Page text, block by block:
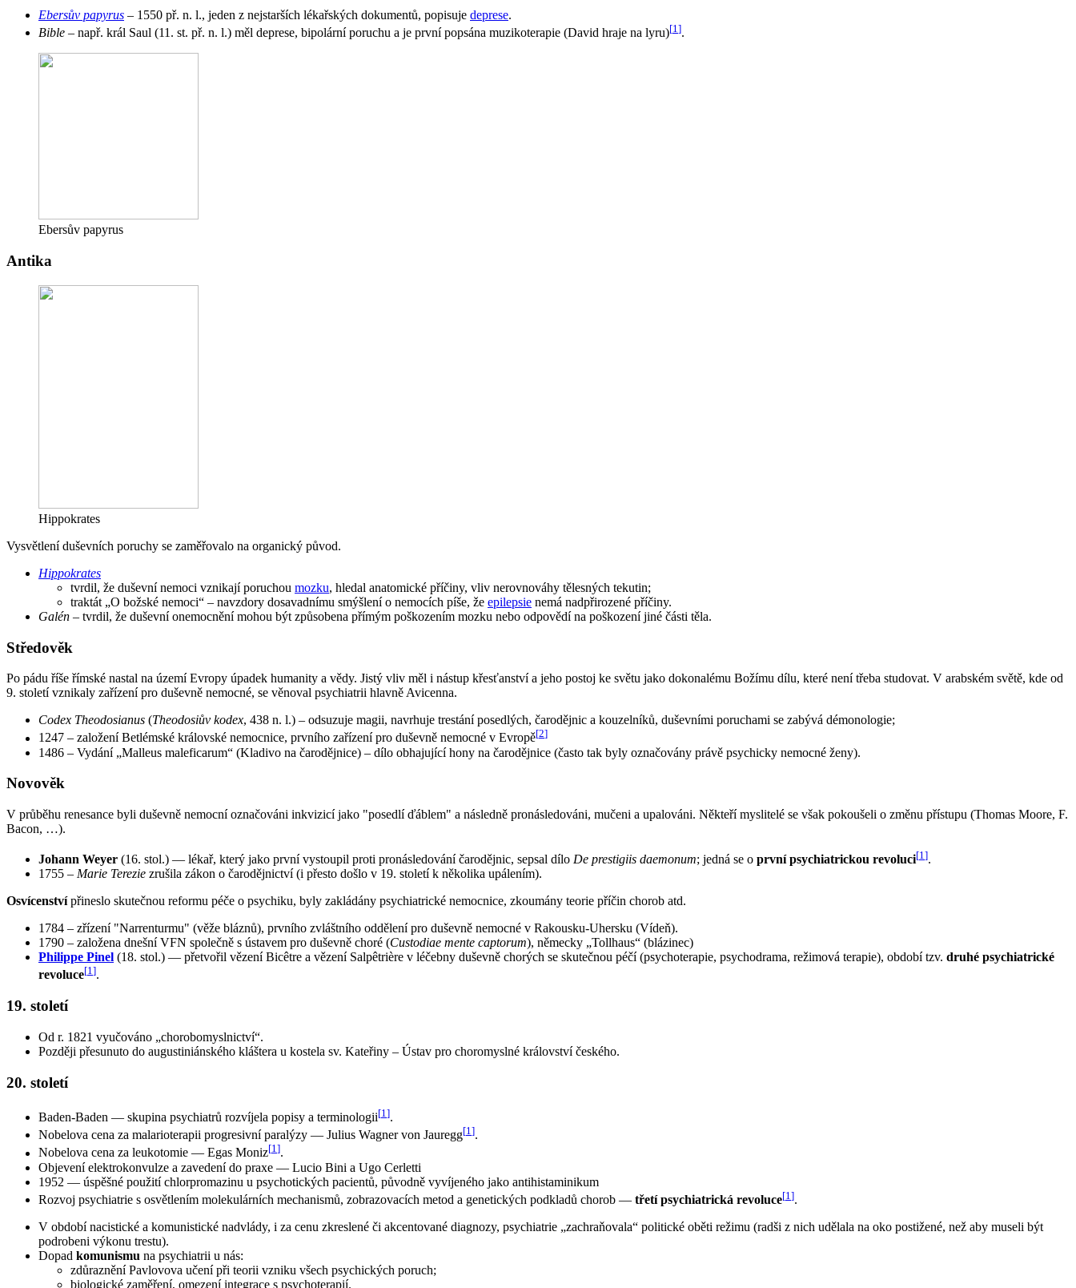
Ebersův papyrus – 1550 př. n. l., jeden z nejstarších lékařských dokumentů, popisuje deprese.
Bible – např. král Saul (11. st. př. n. l.) měl deprese, bipolární poruchu a je první popsána muzikoterapie (David hraje na lyru)[1].
Ebersův papyrus
Antika
Hippokrates
Vysvětlení duševních poruchy se zaměřovalo na organický původ.
Hippokrates
tvrdil, že duševní nemoci vznikají poruchou mozku, hledal anatomické příčiny, vliv nerovnováhy tělesných tekutin;
traktát „O božské nemoci“ – navzdory dosavadnímu smýšlení o nemocích píše, že epilepsie nemá nadpřirozené příčiny.
Galén – tvrdil, že duševní onemocnění mohou být způsobena přímým poškozením mozku nebo odpovědí na poškození jiné části těla.
Středověk
Po pádu říše římské nastal na území Evropy úpadek humanity a vědy. Jistý vliv měl i nástup křesťanství a jeho postoj ke světu jako dokonalému Božímu dílu, které není třeba studovat. V arabském světě, kde od
9. století vznikaly zařízení pro duševně nemocné, se věnoval psychiatrii hlavně Avicenna.
Codex Theodosianus (Theodosiův kodex, 438 n. l.) – odsuzuje magii, navrhuje trestání posedlých, čarodějnic a kouzelníků, duševními poruchami se zabývá démonologie;
1247 – založení Betlémské královské nemocnice, prvního zařízení pro duševně nemocné v Evropě[2]
1486 – Vydání „Malleus maleficarum“ (Kladivo na čarodějnice) – dílo obhajující hony na čarodějnice (často tak byly označovány právě psychicky nemocné ženy).
Novověk
V průběhu renesance byli duševně nemocní označováni inkvizicí jako "posedlí ďáblem" a následně pronásledováni, mučeni a upalováni. Někteří myslitelé se však pokoušeli o změnu přístupu (Thomas Moore, F.
Bacon, …).
Johann Weyer (16. stol.) — lékař, který jako první vystoupil proti pronásledování čarodějnic, sepsal dílo De prestigiis daemonum; jedná se o první psychiatrickou revoluci[1].
1755 – Marie Terezie zrušila zákon o čarodějnictví (i přesto došlo v 19. století k několika upálením).
Osvícenstvípřineslo skutečnou reformu péče o psychiku, byly zakládány psychiatrické nemocnice, zkoumány teorie příčin chorob atd.
1784 – zřízení "Narrenturmu" (věže bláznů), prvního zvláštního oddělení pro duševně nemocné v Rakousku-Uhersku (Vídeň).
1790 – založena dnešní VFN společně s ústavem pro duševně choré (Custodiae mente captorum), německy „Tollhaus“ (blázinec)
Philippe Pinel (18. stol.) — přetvořil vězení Bicêtre a vězení Salpêtrière v léčebny duševně chorých se skutečnou péčí (psychoterapie, psychodrama, režimová terapie), období tzv. druhé psychiatrické
revoluce[1].
19. století
Od r. 1821 vyučováno „chorobomyslnictví“.
Později přesunuto do augustiniánského kláštera u kostela sv. Kateřiny – Ústav pro choromyslné království českého.
20. století
Baden-Baden — skupina psychiatrů rozvíjela popisy a terminologii[1 ].
Nobelova cena za malarioterapii progresivní paralýzy — Julius Wagner von Jauregg[1 ].
Nobelova cena za leukotomie — Egas Moniz[1].
Objevení elektrokonvulze a zavedení do praxe — Lucio Bini a Ugo Cerletti
1952 — úspěšné použití chlorpromazinu u psychotických pacientů, původně vyvíjeného jako antihistaminikum
Rozvoj psychiatrie s osvětlením molekulárních mechanismů, zobrazovacích metod a genetických podkladů chorob — třetí psychiatrická revoluce[1 ].
V období nacistické a komunistické nadvlády, i za cenu zkreslené či akcentované diagnozy, psychiatrie „zachraňovala“ politické oběti režimu (radši z nich udělala na oko postižené, než aby museli být
podrobeni výkonu trestu).
Dopad komunismu na psychiatrii u nás:
zdůraznění Pavlovova učení při teorii vzniku všech psychických poruch;
biologické zaměření, omezení integrace s psychoterapií.